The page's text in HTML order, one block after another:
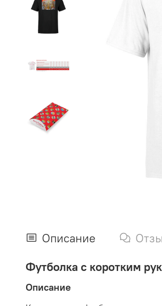
Описание
Футболка с коротким
Описание